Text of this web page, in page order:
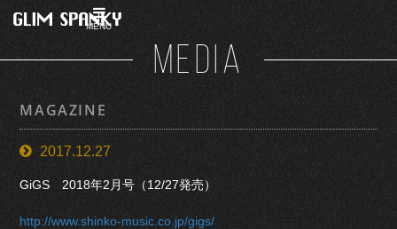
MENU
MEDIA
MAGAZINE
2017.12.27
GiGS 2018年2月号（12/27発売）
http://www.shinko-music.co.jp/gigs/